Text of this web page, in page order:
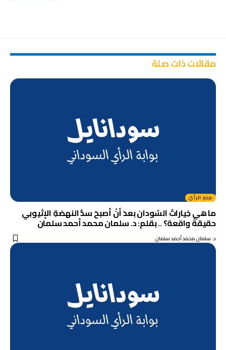
مقالات ذات صلة
منبر الرأي
ما هي خِياراتُ السُودان بعدَ أنْ أصبحَ سدُّ النهضةِ الإثيوبي
حقيقةً واقعة؟ .. بقلم: د. سلمان محمد أحمد سلمان
د. سلمان محمد أحمد سلمان